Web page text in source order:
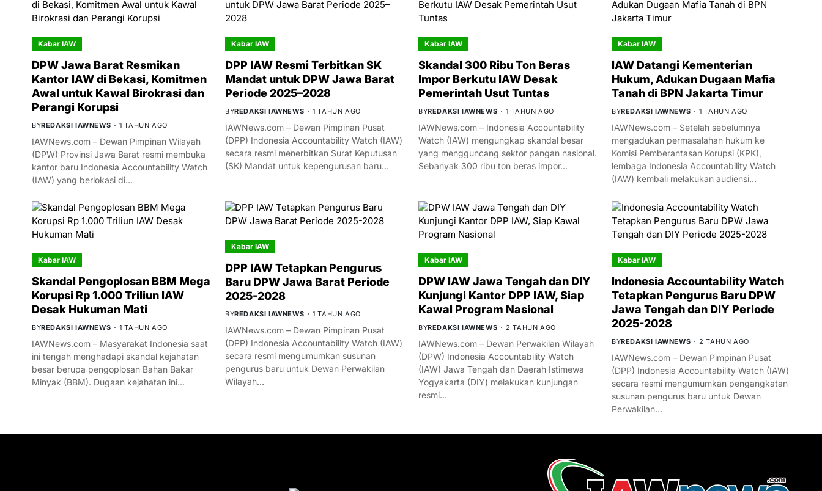
Kabar IAW
DPW Jawa Barat Resmikan
Kantor IAW di Bekasi, Komitmen
Awal untuk Kawal Birokrasi dan
Perangi Korupsi
BYREDAKSI IAWNEWS 1 TAHUN AGO
IAWNews.com – Dewan Pimpinan Wilayah
(DPW) Provinsi Jawa Barat resmi membuka
kantor baru Indonesia Accountability Watch
(IAW) yang berlokasi di…
Kabar IAW
DPP IAW Resmi Terbitkan SK
Mandat untuk DPW Jawa Barat
Periode 2025–2028
BYREDAKSI IAWNEWS 1 TAHUN AGO
IAWNews.com – Dewan Pimpinan Pusat
(DPP) Indonesia Accountability Watch (IAW)
secara resmi menerbitkan Surat Keputusan
(SK) Mandat untuk kepengurusan baru…
Kabar IAW
Skandal 300 Ribu Ton Beras
Impor Berkutu IAW Desak
Pemerintah Usut Tuntas
BYREDAKSI IAWNEWS 1 TAHUN AGO
IAWNews.com – Indonesia Accountability
Watch (IAW) mengungkap skandal besar
yang mengguncang sektor pangan nasional.
Sebanyak 300 ribu ton beras impor…
Kabar IAW
IAW Datangi Kementerian
Hukum, Adukan Dugaan Mafia
Tanah di BPN Jakarta Timur
BYREDAKSI IAWNEWS 1 TAHUN AGO
IAWNews.com – Setelah sebelumnya
mengadukan permasalahan hukum ke
Komisi Pemberantasan Korupsi (KPK),
lembaga Indonesia Accountability Watch
(IAW) kembali melakukan audiensi…
Kabar IAW
Skandal Pengoplosan BBM Mega
Korupsi Rp 1.000 Triliun IAW
Desak Hukuman Mati
BYREDAKSI IAWNEWS 1 TAHUN AGO
IAWNews.com – Masyarakat Indonesia saat
ini tengah menghadapi skandal kejahatan
besar berupa pengoplosan Bahan Bakar
Minyak (BBM). Dugaan kejahatan ini…
Kabar IAW
DPP IAW Tetapkan Pengurus
Baru DPW Jawa Barat Periode
2025-2028
BYREDAKSI IAWNEWS 1 TAHUN AGO
IAWNews.com – Dewan Pimpinan Pusat
(DPP) Indonesia Accountability Watch (IAW)
secara resmi mengumumkan susunan
pengurus baru untuk Dewan Perwakilan
Wilayah…
Kabar IAW
DPW IAW Jawa Tengah dan DIY
Kunjungi Kantor DPP IAW, Siap
Kawal Program Nasional
BYREDAKSI IAWNEWS 2 TAHUN AGO
IAWNews.com – Dewan Perwakilan Wilayah
(DPW) Indonesia Accountability Watch
(IAW) Jawa Tengah dan Daerah Istimewa
Yogyakarta (DIY) melakukan kunjungan
resmi…
Kabar IAW
Indonesia Accountability Watch
Tetapkan Pengurus Baru DPW
Jawa Tengah dan DIY Periode
2025-2028
BYREDAKSI IAWNEWS 2 TAHUN AGO
IAWNews.com – Dewan Pimpinan Pusat
(DPP) Indonesia Accountability Watch (IAW)
secara resmi mengumumkan pengangkatan
susunan pengurus baru untuk Dewan
Perwakilan…